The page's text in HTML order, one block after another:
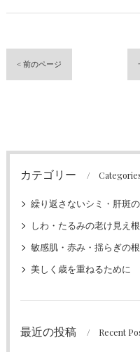
< 前のページ
カテゴリー
繰り返さないシミ・肝斑
しわ・たるみの老け見え
敏感肌・赤み・揺らぎの
美しく歳を重ねるために
最近の投稿 Recent